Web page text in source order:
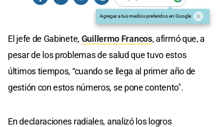
Agregar a tus medios preferidos en Google
El jefe de Gabinete, Guillermo Francos, afirmó que, a
pesar de los problemas de salud que tuvo estos
últimos tiempos, “cuando se llega al primer año de
gestión con estos números, se pone contento".
En declaraciones radiales, analizó los logros